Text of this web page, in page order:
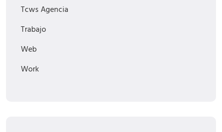
Tcws Agencia
Trabajo
Web
Work